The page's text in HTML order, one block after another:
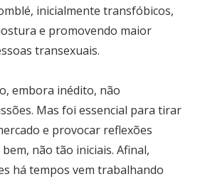
inicialmente transfóbicos,
e promovendo maior
transexuais.
embora inédito, não
Mas foi essencial para tirar
e provocar reflexões
não tão iniciais. Afinal,
há tempos vem trabalhando